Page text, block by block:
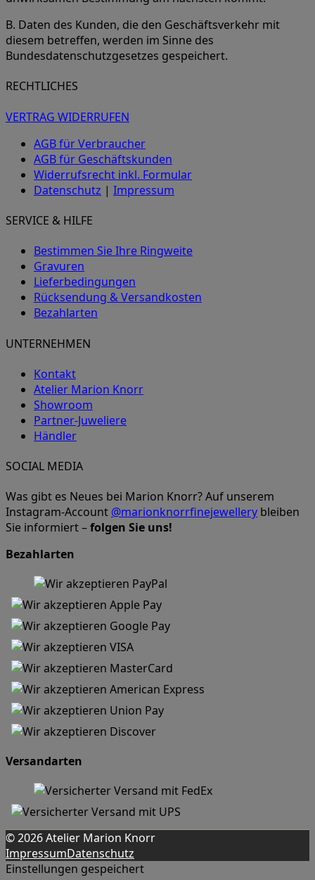
B. Daten des Kunden, die den Geschäftsverkehr mit
diesem betreffen, werden im Sinne des
Bundesdatenschutzgesetzes gespeichert.
RECHTLICHES
VERTRAG WIDERRUFEN
AGB für Verbraucher
AGB für Geschäftskunden
Widerrufsrecht inkl. Formular
Datenschutz | Impressum
SERVICE & HILFE
Bestimmen Sie Ihre Ringweite
Gravuren
Lieferbedingungen
Rücksendung & Versandkosten
Bezahlarten
UNTERNEHMEN
Kontakt
Atelier Marion Knorr
Showroom
Partner-Juweliere
Händler
SOCIAL MEDIA
Was gibt es Neues bei Marion Knorr? Auf unserem
Instagram-Account @marionknorrfinejewellery bleiben
Sie informiert –folgen Sie uns!
Bezahlarten
Versandarten
© 2026 Atelier Marion Knorr
ImpressumDatenschutz
Einstellungen gespeichert